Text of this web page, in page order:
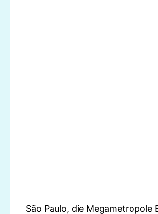
São Paulo, die Megametropole